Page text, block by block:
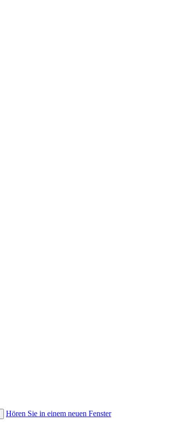
Hören Sie in einem neuen Fenster